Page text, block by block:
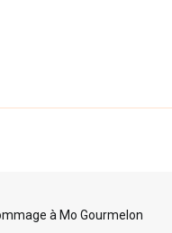
à Mo Gourmelon